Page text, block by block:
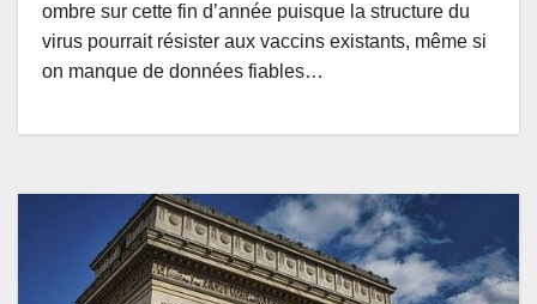
ombre sur cette fin d’année puisque la structure du
virus pourrait résister aux vaccins existants, même si
on manque de données fiables…